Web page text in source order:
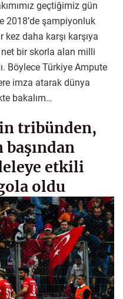
geçtiğimiz gün
2018’de şampiyonluk
daha karşı karşıya
net bir skorla alan milli
Böylece Türkiye Ampute
imza atarak dünya
bakalım…
tribünden,
etkili
oldu